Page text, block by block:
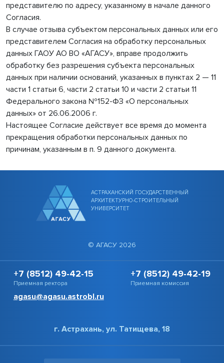
представителю по адресу, указанному в начале данного
Согласия.
В случае отзыва субъектом персональных данных или его
представителем Согласия на обработку персональных
данных ГАОУ АО ВО «АГАСУ», вправе продолжить
обработку без разрешения субъекта персональных
данных при наличии оснований, указанных в пунктах 2 — 11
части 1 статьи 6, части 2 статьи 10 и части 2 статьи 11
Федерального закона №152-ФЗ «О персональных
данных» от 26.06.2006 г.
Настоящее Согласие действует все время до момента
прекращения обработки персональных данных по
причинам, указанным в п. 9 данного документа.
АСТРАХАНСКИЙ ГОСУДАРСТВЕННЫЙ
АРХИТЕКТУРНО-СТРОИТЕЛЬНЫЙ
УНИВЕРСИТЕТ
© АГАСУ 2026
+7 (8512) 49-42-15
Приемная ректора
agasu@agasu.astrobl.ru
+7 (8512) 49-42-19
Приемная комиссия
г. Астрахань, ул. Татищева, 18